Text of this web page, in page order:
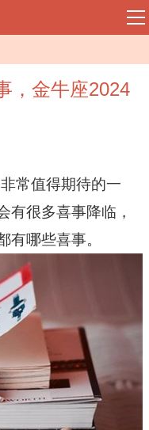
导
，金牛座2024
常值得期待的一
有很多喜事降临，
有哪些喜事。